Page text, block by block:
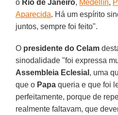
o Rio de Janeiro, Medellín,
Aparecida. Há um espírito
juntos, sempre foi feito".
O presidente do Celam
sinodalidade "foi expressa
Assembleia Eclesial , uma
que o Papa queria e que foi
perfeitamente, porque de
realmente faltavam, que